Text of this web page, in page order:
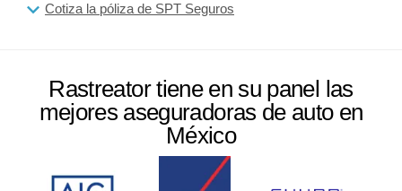
Cotiza la póliza de SPT Seguros
Rastreator tiene en su panel las
mejores aseguradoras de auto en
México